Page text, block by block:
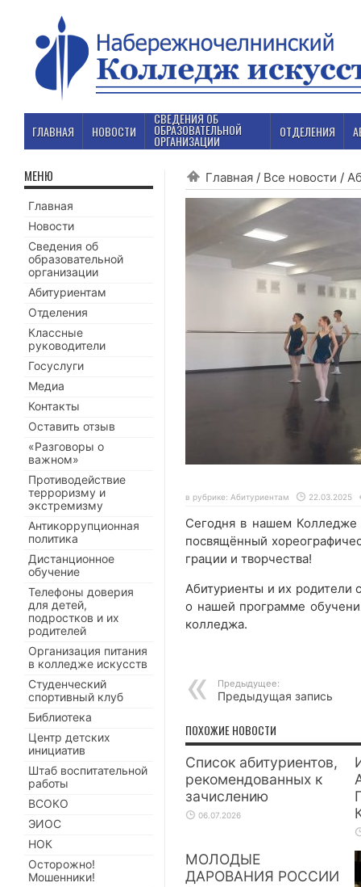
ГЛАВНАЯ НОВОСТИ
СВЕДЕНИЯ ОБ
ОБРАЗОВАТЕЛЬНОЙ
ОРГАНИЗАЦИИ
ОТДЕЛЕНИЯ
Главная / Все новости /
в рубрике: Абитуриентам 22.03.2025
Сегодня в нашем Колледже
посвящённый
грации и творчества!
Абитуриенты и их родители
о нашей программе
колледжа.
Предыдущее:
Предыдущая запись
ПОХОЖИЕ НОВОСТИ
Список абитуриентов,
рекомендованных к
зачислению
06.07.2026
МОЛОДЫЕ
ДАРОВАНИЯ РОССИИ
МЕНЮ
Главная
Новости
Сведения об
образовательной
организации
Абитуриентам
Отделения
Классные
руководители
Госуслуги
Медиа
Контакты
Оставить отзыв
«Разговоры о
важном»
Противодействие
терроризму и
экстремизму
Антикоррупционная
политика
Дистанционное
обучение
Телефоны доверия
для детей,
подростков и их
родителей
Организация питания
в колледже искусств
Студенческий
спортивный клуб
Библиотека
Центр детских
инициатив
Штаб воспитательной
работы
ВСОКО
ЭИОС
НОК
Осторожно!
Мошенники!